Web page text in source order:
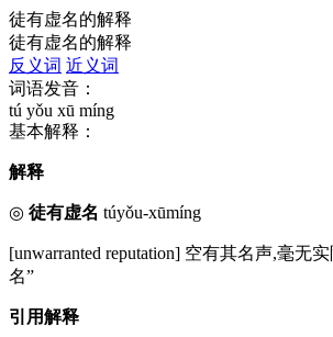
徒有虚名的解释
徒有虚名的解释
反义词 近义词
词语发音：
tú yǒu xū míng
基本解释：
解释
◎ 徒有虚名 túyǒu-xūmíng
[unwarranted reputation] 空有其名声,毫无
名”
引用解释